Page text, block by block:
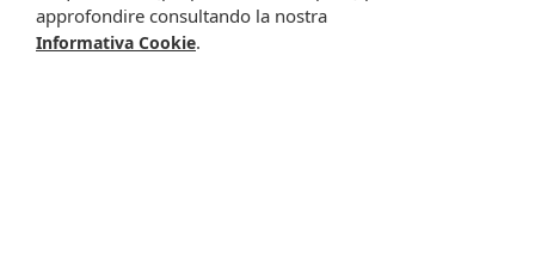
meglio specificate nell’informativa.
approfondire consultando la nostra
Informativa Cookie.